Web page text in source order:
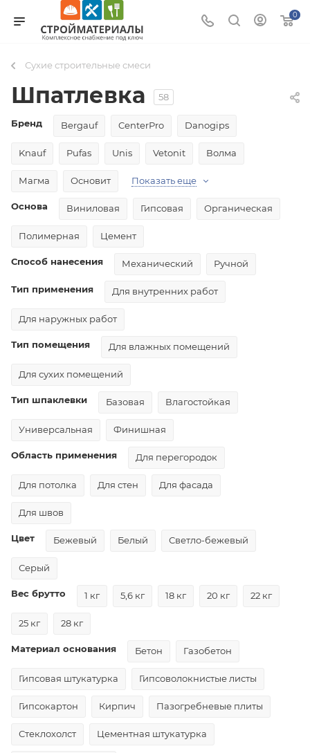
0
Сухие строительные смеси
Шпатлевка 58
Бренд Bergauf CenterPro Danogips
Knauf Pufas Unis Vetonit Волма
Магма Основит Показать еще
Основа Виниловая Гипсовая Органическая
Полимерная Цемент
Способ нанесения Механический Ручной
Тип применения Для внутренних работ
Для наружных работ
Тип помещения Для влажных помещений
Для сухих помещений
Тип шпаклевки Базовая Влагостойкая
Универсальная Финишная
Область применения Для перегородок
Для потолка Для стен Для фасада
Для швов
Цвет Бежевый Белый Светло-бежевый
Серый
Вес брутто 1 кг 5,6 кг 18 кг 20 кг 22 кг
25 кг 28 кг
Материал основания Бетон Газобетон
Гипсовая штукатурка Гипсоволокнистые листы
Гипсокартон Кирпич Пазогребневые плиты
Стеклохолст Цементная штукатурка